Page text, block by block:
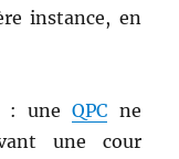
instance, en
: uneQPC ne
une cour